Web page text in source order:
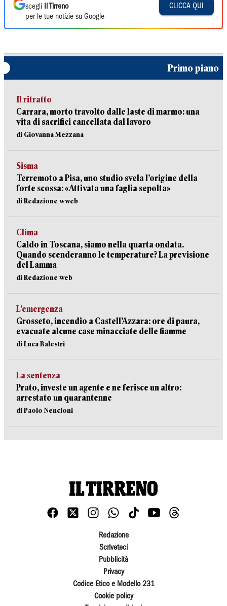
scegli
Il Tirreno
per le tue notizie su Google
CLICCA QUI
Primo piano
Il ritratto
Carrara, morto travolto dalle laste di marmo: una
vita di sacrifici cancellata dal lavoro
di Giovanna Mezzana
Sisma
Terremoto a Pisa, uno studio svela l’origine della
forte scossa: «Attivata una faglia sepolta»
di Redazione wweb
Clima
Caldo in Toscana, siamo nella quarta ondata.
Quando scenderanno le temperature? La previsione
del Lamma
di Redazione web
L’emergenza
Grosseto, incendio a Castell’Azzara: ore di paura,
evacuate alcune case minacciate delle fiamme
di Luca Balestri
La sentenza
Prato, investe un agente e ne ferisce un altro:
arrestato un quarantenne
di Paolo Nencioni
Redazione
Scriveteci
Pubblicità
Privacy
Codice Etico e Modello 231
Cookie policy